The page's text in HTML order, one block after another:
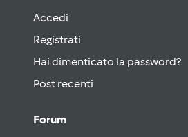
Accedi
Registrati
Hai dimenticato la password?
Post recenti
Forum